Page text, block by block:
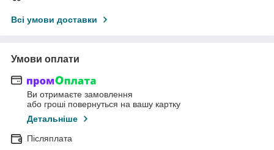
Всі умови доставки
Умови оплати
Ви отримаєте замовлення
або гроші повернуться на вашу картку
Детальніше
Післяплата